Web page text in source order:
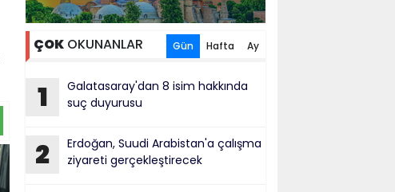
ÇOK OKUNANLAR Gün Hafta Ay
1
Galatasaray'dan 8 isim hakkında
suç duyurusu
2
Erdoğan, Suudi Arabistan'a çalışma
ziyareti gerçekleştirecek